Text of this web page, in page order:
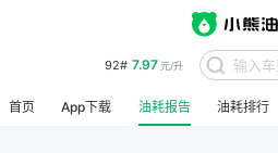
首页 App下载 油耗报告 油耗排行